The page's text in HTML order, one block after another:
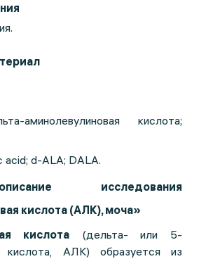
аминолевулиновая кислота;
acid; d-ALA; DALA.
исследования
кислота (АЛК), моча»
кислота(дельта- или 5-
кислота, АЛК) образуется из